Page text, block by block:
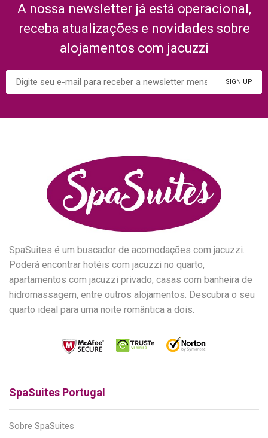
A nossa newsletter já está operacional,
receba atualizações e novidades sobre
alojamentos com jacuzzi
SpaSuites é um buscador de acomodações com jacuzzi.
Poderá encontrar hotéis com jacuzzi no quarto,
apartamentos com jacuzzi privado, casas com banheira de
hidromassagem, entre outros alojamentos. Descubra o seu
quarto ideal para uma noite romântica a dois.
SpaSuites Portugal
Sobre SpaSuites